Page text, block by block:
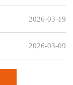
2026-03-19
2026-03-09